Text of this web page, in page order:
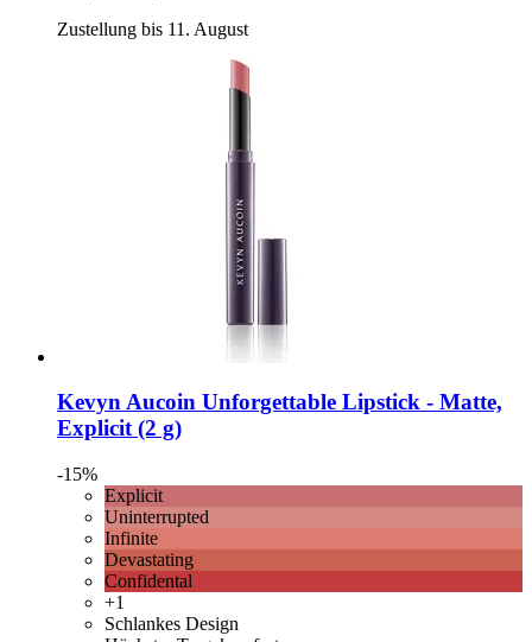
Zustellung bis 11. August
Kevyn Aucoin Unforgettable Lipstick -​ Matte,
Explicit (2 g)
-15%
Explicit
Uninterrupted
Infinite
Devastating
Confidental
+1
Schlankes Design